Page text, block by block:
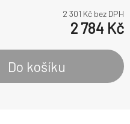
2 301 Kč bez DPH
2 784 Kč
Do košíku